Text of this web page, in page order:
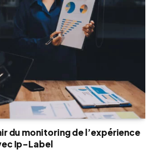
du monitoring de l’expérience
Ip-Label